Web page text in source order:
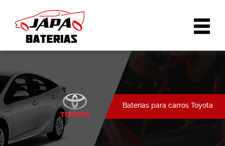
Baterias para carros Toyota